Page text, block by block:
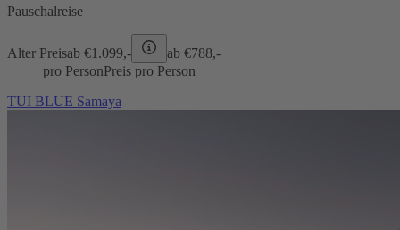
Pauschalreise
Alter Preisab €1.099,- ab €788,-
pro PersonPreis pro Person
TUI BLUE Samaya